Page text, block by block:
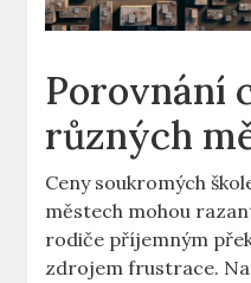
Porovnání
různých
Ceny soukromých
městech mohou
rodiče příjemným
zdrojem frustrace.